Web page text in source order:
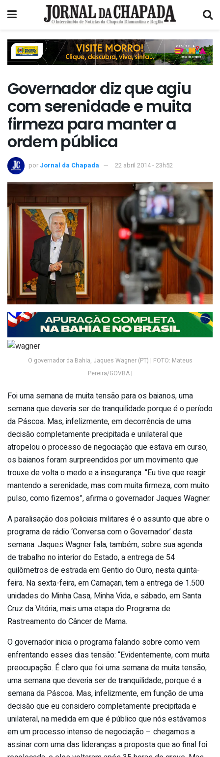
Governador diz que agiu
com serenidade e muita
firmeza para manter a
ordem pública
por Jornal da Chapada 22 abril 2014 - 23h52
O governador da Bahia, Jaques Wagner (PT) | FOTO: Mateus
Pereira/GOVBA |
Foi uma semana de muita tensão para os baianos, uma
semana que deveria ser de tranquilidade porque é o período
da Páscoa. Mas, infelizmente, em decorrência de uma
decisão completamente precipitada e unilateral que
atropelou o processo de negociação que estava em curso,
os baianos foram surpreendidos por um movimento que
trouxe de volta o medo e a insegurança. “Eu tive que reagir
mantendo a serenidade, mas com muita firmeza, com muito
pulso, como fizemos”, afirma o governador Jaques Wagner.
A paralisação dos policiais militares é o assunto que abre o
programa de rádio ‘Conversa com o Governador’ desta
semana. Jaques Wagner fala, também, sobre sua agenda
de trabalho no interior do Estado, a entrega de 54
quilômetros de estrada em Gentio do Ouro, nesta quinta-
feira. Na sexta-feira, em Camaçari, tem a entrega de 1.500
unidades do Minha Casa, Minha Vida, e sábado, em Santa
Cruz da Vitória, mais uma etapa do Programa de
Rastreamento do Câncer de Mama.
O governador inicia o programa falando sobre como vem
enfrentando esses dias tensão: “Evidentemente, com muita
preocupação. É claro que foi uma semana de muita tensão,
uma semana que deveria ser de tranquilidade, porque é a
semana da Páscoa. Mas, infelizmente, em função de uma
decisão que eu considero completamente precipitada e
unilateral, na medida em que é público que nós estávamos
em um processo intenso de negociação – chegamos a
assinar com uma das lideranças a proposta que ao final foi